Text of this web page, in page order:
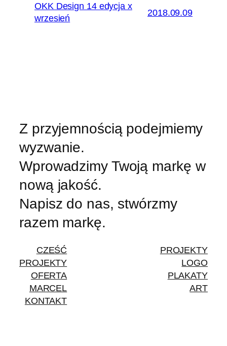
OKK Design 14 edycja x
wrzesień
2018.09.09
Z przyjemnością podejmiemy
wyzwanie.
Wprowadzimy Twoją markę w
nową jakość.
Napisz do nas, stwórzmy
razem markę.
CZEŚĆ
PROJEKTY
OFERTA
MARCEL
KONTAKT
PROJEKTY
LOGO
PLAKATY
ART